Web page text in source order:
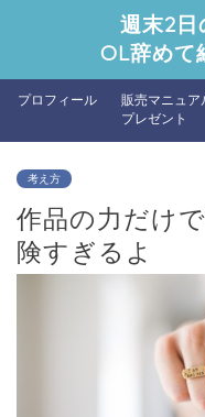
週末2日
OL辞めて
プロフィール
販売マニュア
プレゼント
考え方
作品の力だけ
険すぎるよ